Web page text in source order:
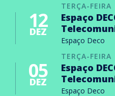
TERÇA-FEIRA
12
DEZ
Espaço
Espaço Deco
TERÇA-FEIRA
05
DEZ
Espaço
Espaço Deco